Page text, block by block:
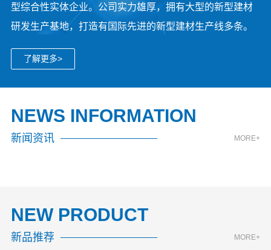
型综合性实体企业。公司实力雄厚，拥有大型的新型建材
研发生产基地，打造有国际先进的新型建材生产线多条。
了解更多>
NEWS INFORMATION
新闻资讯 MORE+
NEW PRODUCT
新品推荐 MORE+